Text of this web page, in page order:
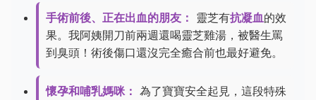
手術前後、正在出血的朋友： 靈芝有抗凝血的效
果。我阿姨開刀前兩週還喝靈芝雞湯，被醫生罵
到臭頭！術後傷口還沒完全癒合前也最好避免。
懷孕和哺乳媽咪： 為了寶寶安全起見，這段特殊